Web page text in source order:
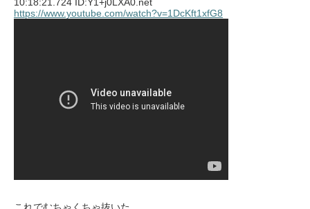
https://www.youtube.com/watch?v=1DcKft1xfG8